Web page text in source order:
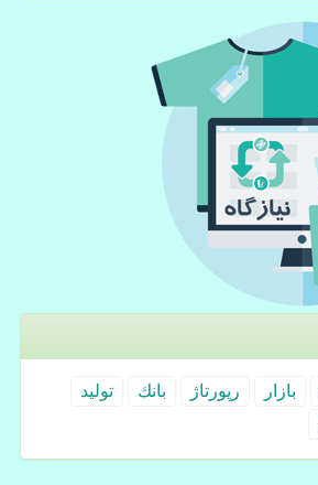
بازار رپورتاژ بانك
تولید